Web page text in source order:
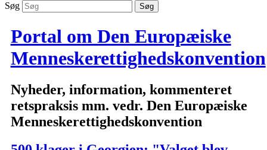
Søg
Portal om Den Europæiske
Menneskerettighedskonvention
Nyheder, information, kommenteret
retspraksis mm. vedr. Den Europæiske
Menneskerettighedskonvention